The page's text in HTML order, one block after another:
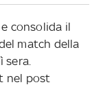
consolida il
match della
sera.
nel post